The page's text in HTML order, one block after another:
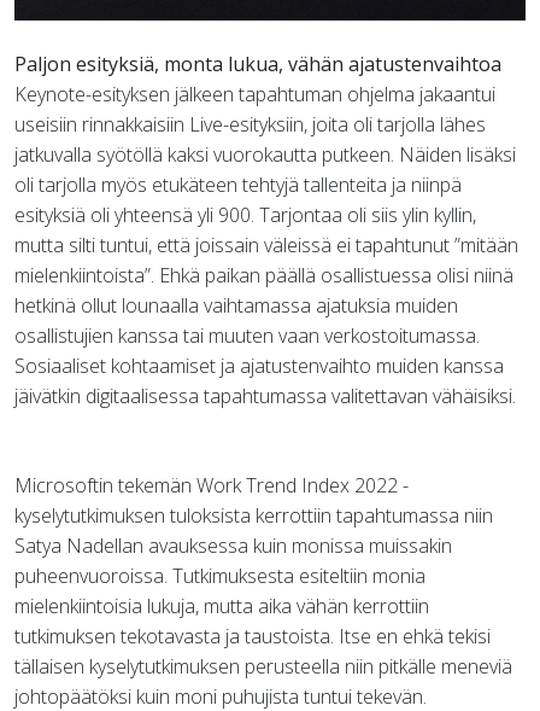
Paljon esityksiä, monta lukua, vähän ajatustenvaihtoa
Keynote-esityksen jälkeen tapahtuman ohjelma jakaantui
useisiin rinnakkaisiin Live-esityksiin, joita oli tarjolla lähes
jatkuvalla syötöllä kaksi vuorokautta putkeen. Näiden lisäksi
oli tarjolla myös etukäteen tehtyjä tallenteita ja niinpä
esityksiä oli yhteensä yli 900. Tarjontaa oli siis ylin kyllin,
mutta silti tuntui, että joissain väleissä ei tapahtunut ”mitään
mielenkiintoista”. Ehkä paikan päällä osallistuessa olisi niinä
hetkinä ollut lounaalla vaihtamassa ajatuksia muiden
osallistujien kanssa tai muuten vaan verkostoitumassa.
Sosiaaliset kohtaamiset ja ajatustenvaihto muiden kanssa
jäivätkin digitaalisessa tapahtumassa valitettavan vähäisiksi.
Microsoftin tekemän Work Trend Index 2022 -
kyselytutkimuksen tuloksista kerrottiin tapahtumassa niin
Satya Nadellan avauksessa kuin monissa muissakin
puheenvuoroissa. Tutkimuksesta esiteltiin monia
mielenkiintoisia lukuja, mutta aika vähän kerrottiin
tutkimuksen tekotavasta ja taustoista. Itse en ehkä tekisi
tällaisen kyselytutkimuksen perusteella niin pitkälle meneviä
johtopäätöksi kuin moni puhujista tuntui tekevän.